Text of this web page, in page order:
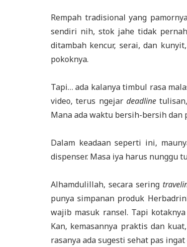
Rempah tradisional yang
sendiri nih, stok jahe tidak
ditambah kencur, serai, dan
pokoknya.
Tapi… ada kalanya timbul rasa
video, terus ngejar deadline
Mana ada waktu bersih-bersih
Dalam keadaan seperti ini,
dispenser. Masa iya harus nunggu
Alhamdulillah, secara sering
punya simpanan produk
wajib masuk ransel. Tapi
Kan, kemasannya praktis dan
rasanya ada sugesti sehat pas